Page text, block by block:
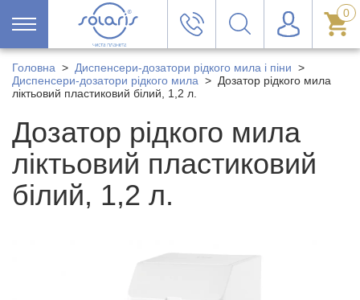
0
Головна > Диспенсери-дозатори рідкого мила і піни >
Диспенсери-дозатори рідкого мила > Дозатор рідкого мила
ліктьовий пластиковий білий, 1,2 л.
Дозатор рідкого мила
ліктьовий пластиковий
білий, 1,2 л.